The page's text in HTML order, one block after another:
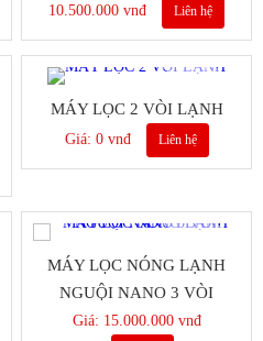
10.500.000 vnđ Liên hệ
MÁY LỌC 2 VÒI LẠNH
Giá: 0 vnđ Liên hệ
MÁY LỌC NÓNG LẠNH
NGUỘI NANO 3 VÒI
Giá: 15.000.000 vnđ